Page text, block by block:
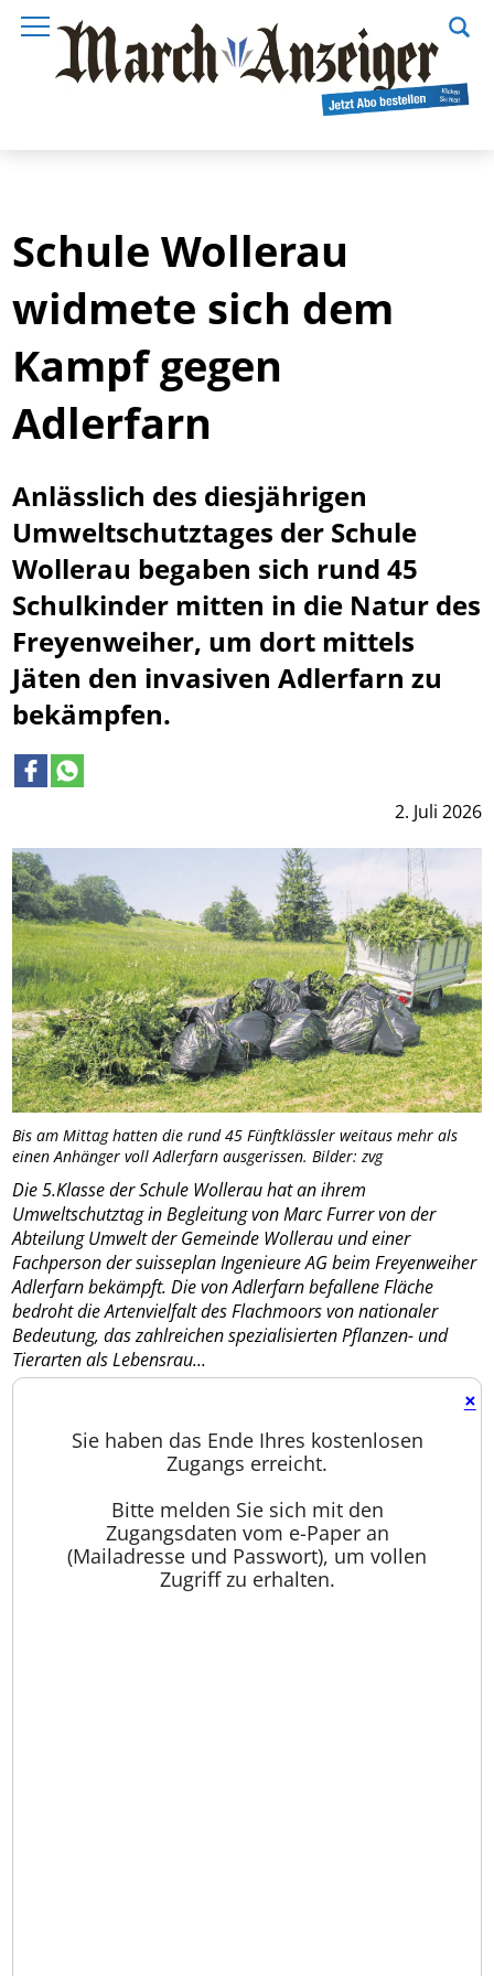
Bis am Mittag hatten die rund 45 Fünftklässler weitaus mehr als
einen Anhänger voll Adlerfarn ausgerissen. Bilder: zvg
2. Juli 2026
Schule Wollerau
widmete sich dem
Kampf gegen
Adlerfarn
Anlässlich des diesjährigen
Umweltschutztages der Schule
Wollerau begaben sich rund 45
Schulkinder mitten in die Natur des
Freyenweiher, um dort mittels
Jäten den invasiven Adlerfarn zu
bekämpfen.
Die 5.Klasse der Schule Wollerau hat an ihrem
Umweltschutztag in Begleitung von Marc Furrer von der
Abteilung Umwelt der Gemeinde Wollerau und einer
Fachperson der suisseplan Ingenieure AG beim Freyenweiher
Adlerfarn bekämpft. Die von Adlerfarn befallene Fläche
bedroht die Artenvielfalt des Flachmoors von nationaler
Bedeutung, das zahlreichen spezialisierten Pflanzen- und
Tierarten als Lebensrau...
×
Sie haben das Ende Ihres kostenlosen
Zugangs erreicht.
Bitte melden Sie sich mit den
Zugangsdaten vom e-Paper an
(Mailadresse und Passwort), um vollen
Zugriff zu erhalten.